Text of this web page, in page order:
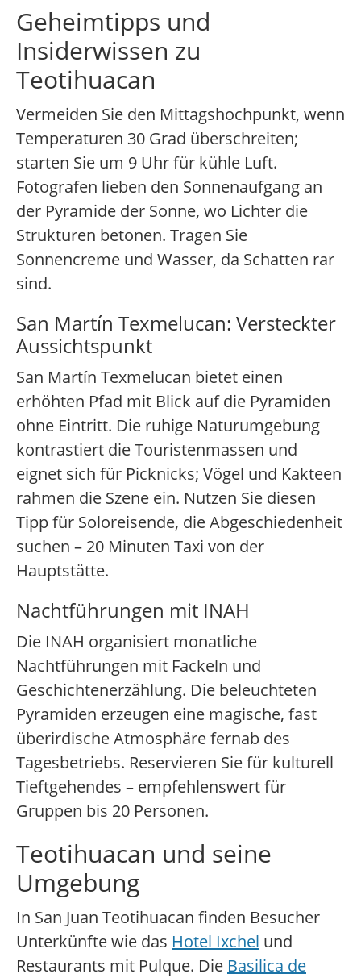
Geheimtipps und
Insiderwissen zu
Teotihuacan
Vermeiden Sie den Mittagshochpunkt, wenn
Temperaturen 30 Grad überschreiten;
starten Sie um 9 Uhr für kühle Luft.
Fotografen lieben den Sonnenaufgang an
der Pyramide der Sonne, wo Lichter die
Strukturen betonen. Tragen Sie
Sonnencreme und Wasser, da Schatten rar
sind.
San Martín Texmelucan: Versteckter
Aussichtspunkt
San Martín Texmelucan bietet einen
erhöhten Pfad mit Blick auf die Pyramiden
ohne Eintritt. Die ruhige Naturumgebung
kontrastiert die Touristenmassen und
eignet sich für Picknicks; Vögel und Kakteen
rahmen die Szene ein. Nutzen Sie diesen
Tipp für Soloreisende, die Abgeschiedenheit
suchen – 20 Minuten Taxi von der
Hauptstätte.
Nachtführungen mit INAH
Die INAH organisiert monatliche
Nachtführungen mit Fackeln und
Geschichtenerzählung. Die beleuchteten
Pyramiden erzeugen eine magische, fast
überirdische Atmosphäre fernab des
Tagesbetriebs. Reservieren Sie für kulturell
Tieftgehendes – empfehlenswert für
Gruppen bis 20 Personen.
Teotihuacan und seine
Umgebung
In San Juan Teotihuacan finden Besucher
Unterkünfte wie das Hotel Ixchel und
Restaurants mit Pulque. Die Basilica de